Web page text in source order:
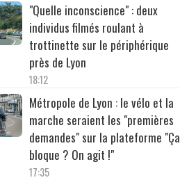
"Quelle inconscience" : deux
individus filmés roulant à
trottinette sur le périphérique
près de Lyon
18:12
Métropole de Lyon : le vélo et la
marche seraient les "premières
demandes" sur la plateforme "Ça
bloque ? On agit !"
17:35